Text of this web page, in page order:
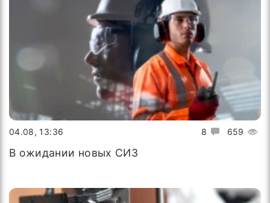
8 659
04.08, 13:36
В ожидании новых СИЗ